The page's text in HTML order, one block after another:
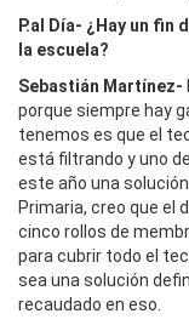
P.al Día- ¿Hay un
la escuela?
Sebastián Martínez-
porque siempre hay
tenemos es que el
está filtrando y uno
este año una
Primaria, creo que el
cinco rollos de
para cubrir todo el
sea una solución
recaudado en eso.